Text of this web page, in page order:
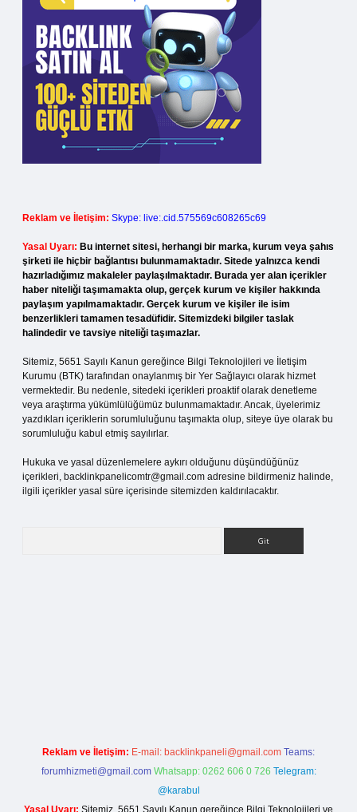
Reklam ve İletişim: Skype: live:.cid.575569c608265c69
Yasal Uyarı: Bu internet sitesi, herhangi bir marka, kurum veya şahıs
şirketi ile hiçbir bağlantısı bulunmamaktadır. Sitede yalnızca kendi
hazırladığımız makaleler paylaşılmaktadır. Burada yer alan içerikler
haber niteliği taşımamakta olup, gerçek kurum ve kişiler hakkında
paylaşım yapılmamaktadır. Gerçek kurum ve kişiler ile isim
benzerlikleri tamamen tesadüfidir. Sitemizdeki bilgiler taslak
halindedir ve tavsiye niteliği taşımazlar.
Sitemiz, 5651 Sayılı Kanun gereğince Bilgi Teknolojileri ve İletişim
Kurumu (BTK) tarafından onaylanmış bir Yer Sağlayıcı olarak hizmet
vermektedir. Bu nedenle, sitedeki içerikleri proaktif olarak denetleme
veya araştırma yükümlülüğümüz bulunmamaktadır. Ancak, üyelerimiz
yazdıkları içeriklerin sorumluluğunu taşımakta olup, siteye üye olarak bu
sorumluluğu kabul etmiş sayılırlar.
Hukuka ve yasal düzenlemelere aykırı olduğunu düşündüğünüz
içerikleri, backlinkpanelicomtr@gmail.com adresine bildirmeniz halinde,
ilgili içerikler yasal süre içerisinde sitemizden kaldırılacaktır.
Reklam ve İletişim: E-mail: backlinkpaneli@gmail.com Teams:
forumhizmeti@gmail.com Whatsapp: 0262 606 0 726 Telegram:
@karabul
Yasal Uyarı: Sitemiz, 5651 Sayılı Kanun gereğince Bilgi Teknolojileri ve